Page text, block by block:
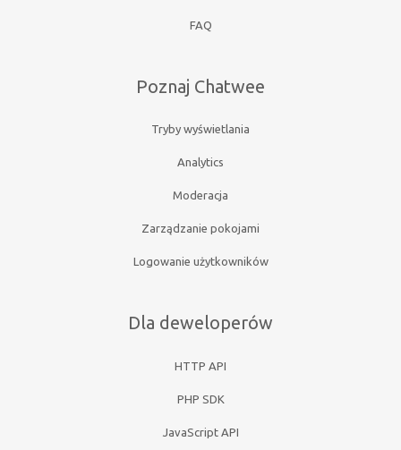
FAQ
Poznaj Chatwee
Tryby wyświetlania
Analytics
Moderacja
Zarządzanie pokojami
Logowanie użytkowników
Dla deweloperów
HTTP API
PHP SDK
JavaScript API